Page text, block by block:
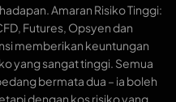
Amaran Risiko Tinggi:
Futures, Opsyen dan
memberikan keuntungan
yang sangat tinggi. Semua
bermata dua – ia boleh
dengan kos risiko yang